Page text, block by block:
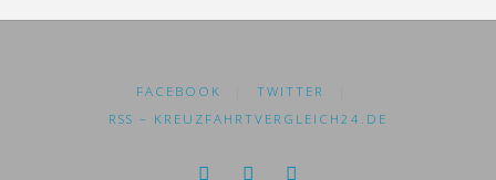
FACEBOOK TWITTER
RSS – KREUZFAHRTVERGLEICH24.DE